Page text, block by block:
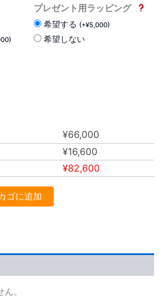
)
プレゼント用ラッピング
希望する (+¥5,000)
希望しない
¥66,000
¥16,600
¥82,600
ゴに追加
。